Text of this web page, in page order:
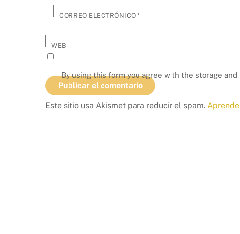
CORREO ELECTRÓNICO*
WEB
By using this form you agree with the storage
Este sitio usa Akismet para reducir el spam.